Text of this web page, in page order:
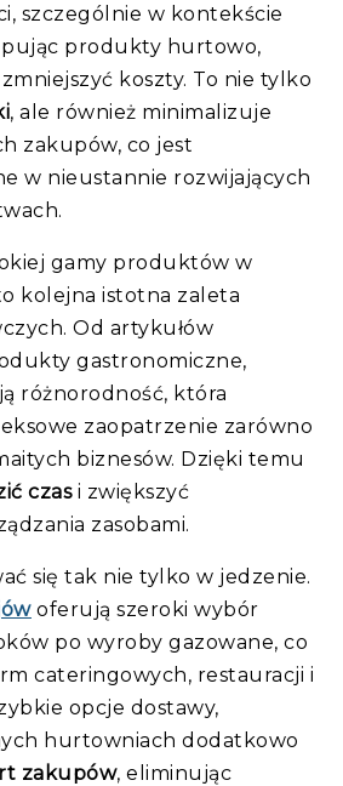
szczególnie w kontekście
produkty hurtowo,
koszty. To nie tylko
, ale również minimalizuje
zakupów, co jest
w nieustannie rozwijających
gamy produktów w
kolejna istotna zaleta
Od artykułów
gastronomiczne,
różnorodność, która
zaopatrzenie zarówno
biznesów. Dzięki temu
czasi zwiększyć
zasobami.
się tak nie tylko w jedzenie.
oferują szeroki wybór
po wyroby gazowane, co
cateringowych, restauracji i
opcje dostawy,
hurtowniach dodatkowo
zakupów, eliminując